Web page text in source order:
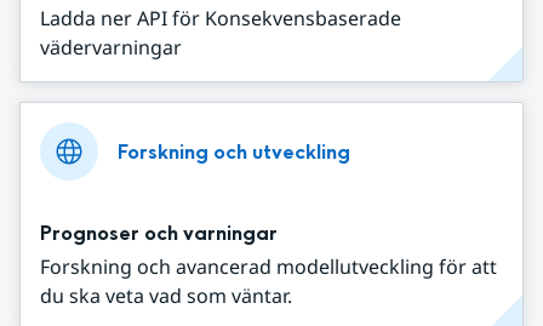
Ladda ner API för Konsekvensbaserade
vädervarningar
Forskning och utveckling
Prognoser och varningar
Forskning och avancerad modellutveckling för att
du ska veta vad som väntar.